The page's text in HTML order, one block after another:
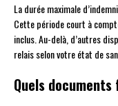
La durée maximale
Cette période court à
inclus. Au-delà, d’autres
relais selon votre état de
Quels